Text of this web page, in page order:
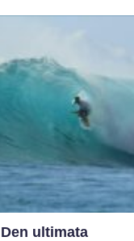
parkering ...
Den ultimata